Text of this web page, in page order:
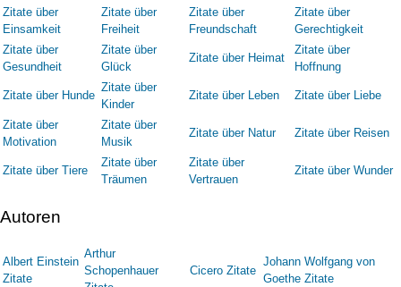
Zitate über
Einsamkeit
Zitate über
Freiheit
Zitate über
Freundschaft
Zitate über
Gerechtigkeit
Zitate über
Gesundheit
Zitate über
Glück
Zitate über Heimat
Zitate über
Hoffnung
Zitate über Hunde
Zitate über
Kinder
Zitate über Leben Zitate über Liebe
Zitate über
Motivation
Zitate über
Musik
Zitate über Natur Zitate über Reisen
Zitate über Tiere
Zitate über
Träumen
Zitate über
Vertrauen
Zitate über Wunder
Autoren
Albert Einstein
Zitate
Arthur
Schopenhauer
Cicero Zitate
Johann Wolfgang von
Goethe Zitate